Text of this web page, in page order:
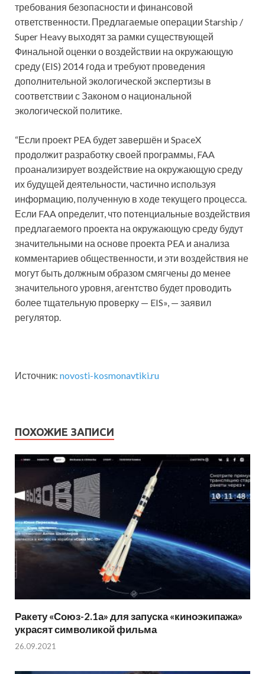
требования безопасности и финансовой
ответственности. Предлагаемые операции Starship /
Super Heavy выходят за рамки существующей
Финальной оценки о воздействии на окружающую
среду (EIS) 2014 года и требуют проведения
дополнительной экологической экспертизы в
соответствии с Законом о национальной
экологической политике.
“Если проект PEA будет завершён и SpaceX
продолжит разработку своей программы, FAA
проанализирует воздействие на окружающую среду
их будущей деятельности, частично используя
информацию, полученную в ходе текущего процесса.
Если FAA определит, что потенциальные воздействия
предлагаемого проекта на окружающую среду будут
значительными на основе проекта PEA и анализа
комментариев общественности, и эти воздействия не
могут быть должным образом смягчены до менее
значительного уровня, агентство будет проводить
более тщательную проверку — EIS», — заявил
регулятор.
Источник: novosti-kosmonavtiki.ru
ПОХОЖИЕ ЗАПИСИ
Ракету «Союз-2.1а» для запуска «киноэкипажа»
украсят символикой фильма
26.09.2021